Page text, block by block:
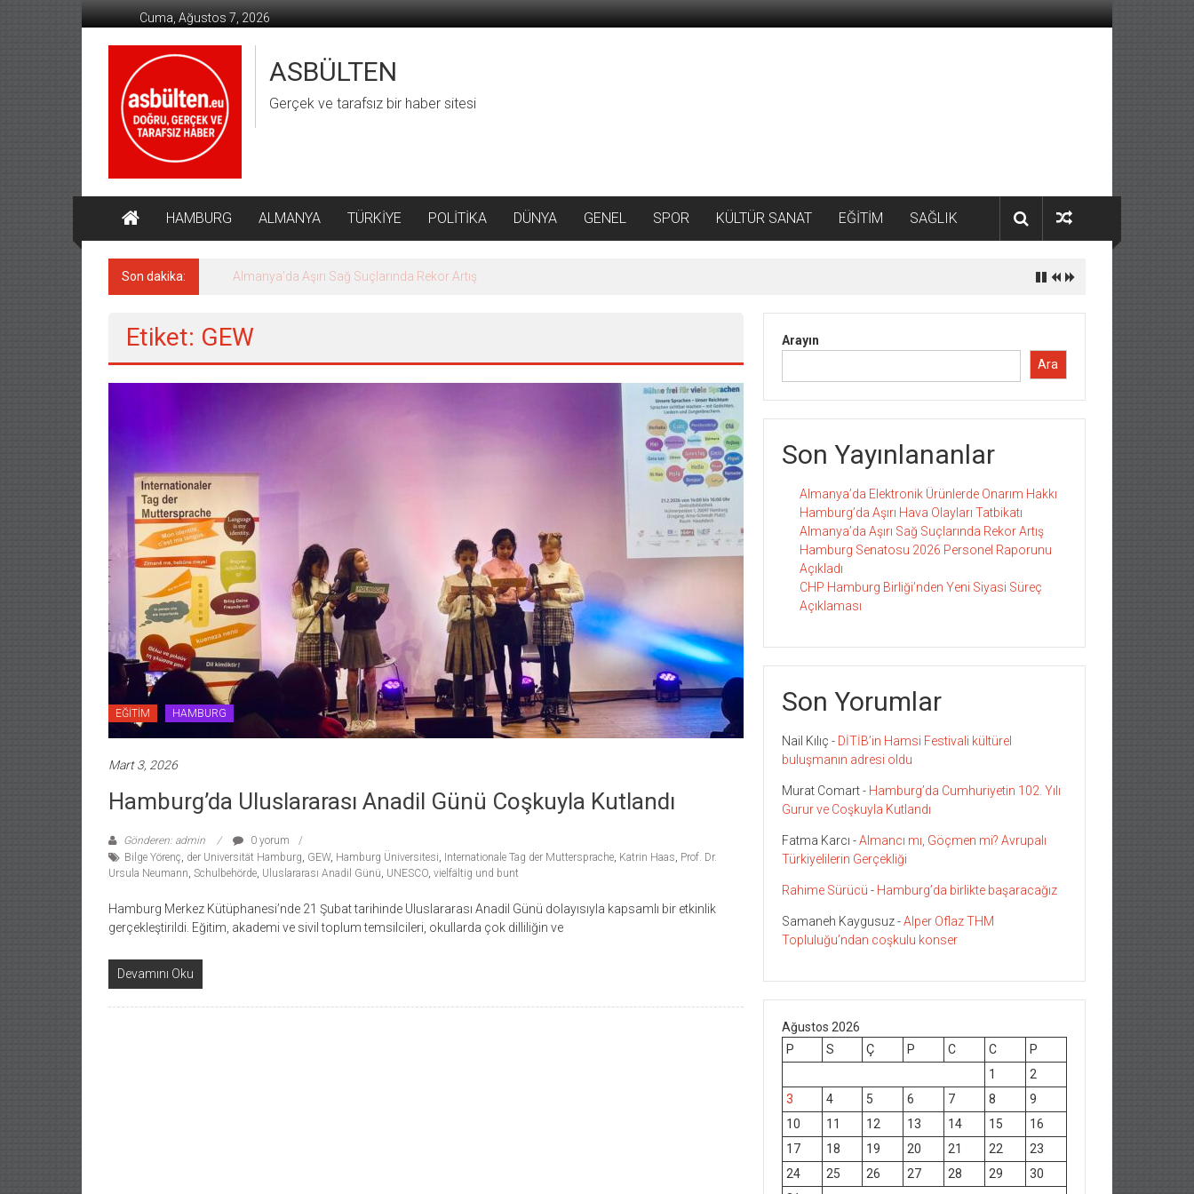
geç
Cuma, Ağustos 7, 2026
ASBÜLTEN
Gerçek ve tarafsız bir haber sitesi
HAMBURG ALMANYA TÜRKİYE POLİTİKA DÜNYA GENEL SPOR KÜLTÜR SANAT EĞİTİM SAĞLIK
Son dakika: Almanya’da Aşırı Sağ Suçlarında Rekor Artış
Etiket: GEW
EĞİTİM HAMBURG
Mart 3, 2026
Hamburg’da Uluslararası Anadil Günü Coşkuyla Kutlandı
Gönderen: admin
0 yorum
Bilge Yörenç, der Universität Hamburg, GEW, Hamburg Üniversitesi, Internationale Tag der Muttersprache, Katrin Haas, Prof. Dr.
Ursula Neumann, Schulbehörde, Uluslararası Anadil Günü, UNESCO, vielfältig und bunt
Hamburg Merkez Kütüphanesi’nde 21 Şubat tarihinde Uluslararası Anadil Günü dolayısıyla kapsamlı bir etkinlik
gerçekleştirildi. Eğitim, akademi ve sivil toplum temsilcileri, okullarda çok dilliliğin ve
Devamını Oku
Arayın
Ara
Son Yayınlananlar
Almanya’da Elektronik Ürünlerde Onarım Hakkı
Hamburg’da Aşırı Hava Olayları Tatbikatı
Almanya’da Aşırı Sağ Suçlarında Rekor Artış
Hamburg Senatosu 2026 Personel Raporunu
Açıkladı
CHP Hamburg Birliği’nden Yeni Siyasi Süreç
Açıklaması
Son Yorumlar
Nail Kılıç - DİTİB’in Hamsi Festivali kültürel
buluşmanın adresi oldu
Murat Comart- Hamburg’da Cumhuriyetin 102. Yılı
Gurur ve Coşkuyla Kutlandı
Fatma Karcı -Almancı mı, Göçmen mi? Avrupalı
Türkiyelilerin Gerçekliği
Rahime Sürücü - Hamburg’da birlikte başaracağız
Samaneh Kaygusuz-Alper Oflaz THM
Topluluğu’ndan coşkulu konser
Ağustos 2026
P
S Ç P C C
P
1
2
3
4 5 6 7 8
9
10
11 12 13 14 15
16
17
18 19 20 21 22
23
24
25 26 27 28 29
30